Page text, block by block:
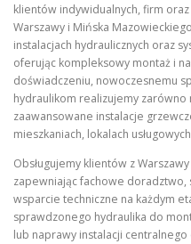
klientów indywidualnych, firm
Warszawy i Mińska
instalacjach hydraulicznych oraz
oferując kompleksowy montaż i
doświadczeniu, nowoczesnemu
hydraulikom realizujemy zarówno
zaawansowane instalacje
mieszkaniach, lokalach
Obsługujemy klientów z
zapewniając fachowe doradztwo,
wsparcie techniczne na każdym
sprawdzonego hydraulika do
lub naprawy instalacji